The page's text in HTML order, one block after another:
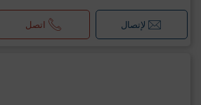
لإتصال اتصل